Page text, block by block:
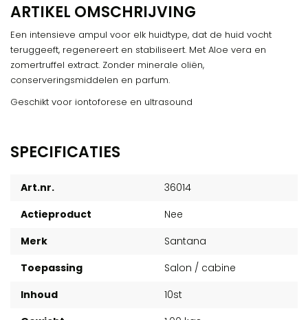
ARTIKEL OMSCHRIJVING
Een intensieve ampul voor elk huidtype, dat de huid vocht
teruggeeft, regenereert en stabiliseert. Met Aloe vera en
zomertruffel extract. Zonder minerale oliën,
conserveringsmiddelen en parfum.
Geschikt voor iontoforese en ultrasound
SPECIFICATIES
Art.nr.
36014
Actieproduct
Nee
Merk
Santana
Toepassing
Salon / cabine
Inhoud
10st